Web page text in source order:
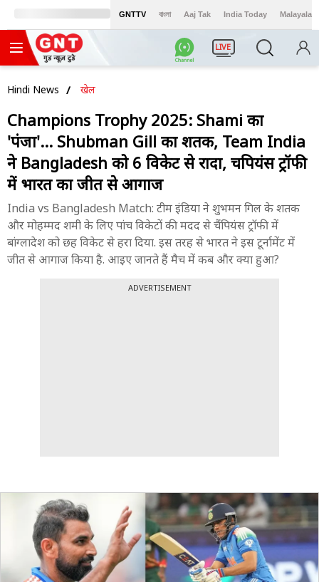
GNTTV বাংলা Aaj Tak India Today Malayalam
LIVE
Hindi News खेल
Champions Trophy 2025: Shami का
'पंजा'... Shubman Gill का शतक, Team India
ने Bangladesh को 6 विकेट से रौंदा, चैंपियंस ट्रॉफी
में भारत का जीत से आगाज
India vs Bangladesh Match: टीम इंडिया ने शुभमन गिल के शतक
और मोहम्मद शमी के लिए पांच विकेटों की मदद से चैंपियंस ट्रॉफी में
बांग्लादेश को छह विकेट से हरा दिया. इस तरह से भारत ने इस टूर्नामेंट में
जीत से आगाज किया है. आइए जानते हैं मैच में कब और क्या हुआ?
ADVERTISEMENT